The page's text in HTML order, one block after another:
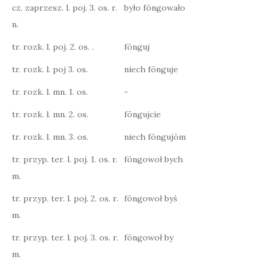
cz. zaprzesz. l. poj. 3. os. r.
n.
było fōngowało
tr. rozk. l. poj. 2. os. . fōnguj
tr. rozk. l. poj 3. os. niech fōnguje
tr. rozk. l. mn. 1. os. -
tr. rozk. l. mn. 2. os. fōngujcie
tr. rozk. l. mn. 3. os. niech fōngujōm
tr. przyp. ter. l. poj. 1. os. r.
m.
fōngowoł bych
tr. przyp. ter. l. poj. 2. os. r.
m.
fōngowoł byś
tr. przyp. ter. l. poj. 3. os. r.
m.
fōngowoł by